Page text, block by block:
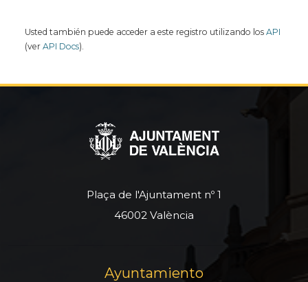
Usted también puede acceder a este registro utilizando los API
(ver API Docs).
Plaça de l'Ajuntament nº 1
46002 València
Ayuntamiento